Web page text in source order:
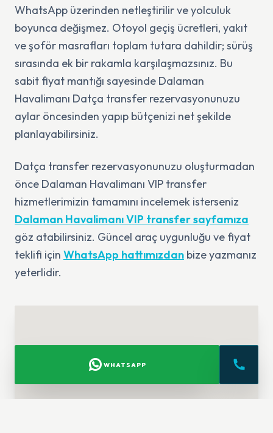
WhatsApp üzerinden netleştirilir ve yolculuk
boyunca değişmez. Otoyol geçiş ücretleri, yakıt
ve şoför masrafları toplam tutara dahildir; sürüş
sırasında ek bir rakamla karşılaşmazsınız. Bu
sabit fiyat mantığı sayesinde Dalaman
Havalimanı Datça transfer rezervasyonunuzu
aylar öncesinden yapıp bütçenizi net şekilde
planlayabilirsiniz.
Datça transfer rezervasyonunuzu oluşturmadan
önce Dalaman Havalimanı VIP transfer
hizmetlerimizin tamamını incelemek isterseniz
Dalaman Havalimanı VIP transfer sayfamıza
göz atabilirsiniz. Güncel araç uygunluğu ve fiyat
teklifi için WhatsApp hattımızdan bize yazmanız
yeterlidir.
WHATSAPP